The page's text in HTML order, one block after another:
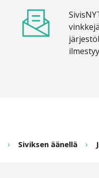
Siviksen äänellä